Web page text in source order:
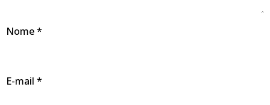
Nome*
E-mail *